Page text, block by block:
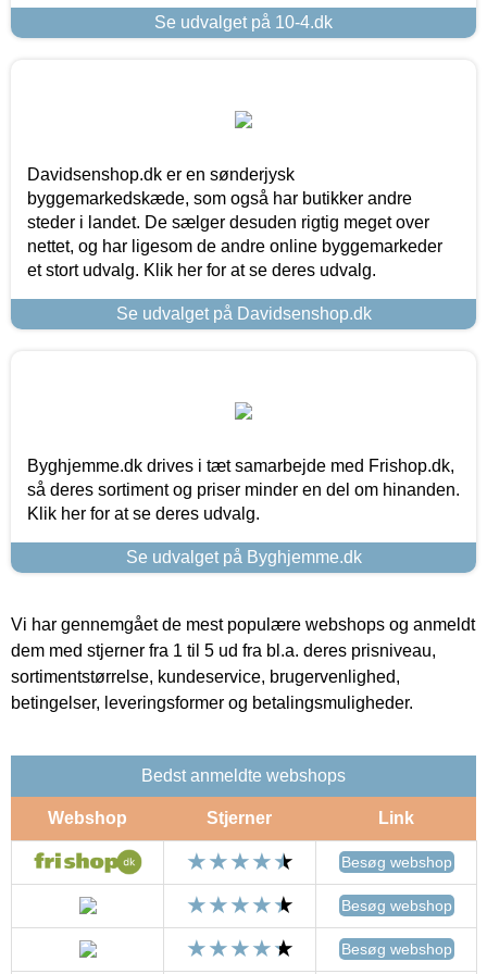
Se udvalget på 10-4.dk
Davidsenshop.dk er en sønderjysk
byggemarkedskæde, som også har butikker andre
steder i landet. De sælger desuden rigtig meget over
nettet, og har ligesom de andre online byggemarkeder
et stort udvalg. Klik her for at se deres udvalg.
Se udvalget på Davidsenshop.dk
Byghjemme.dk drives i tæt samarbejde med Frishop.dk,
så deres sortiment og priser minder en del om hinanden.
Klik her for at se deres udvalg.
Se udvalget på Byghjemme.dk
Vi har gennemgået de mest populære webshops og anmeldt
dem med stjerner fra 1 til 5 ud fra bl.a. deres prisniveau,
sortimentstørrelse, kundeservice, brugervenlighed,
betingelser, leveringsformer og betalingsmuligheder.
Bedst anmeldte webshops
Webshop Stjerner Link
Besøg webshop
Besøg webshop
Besøg webshop